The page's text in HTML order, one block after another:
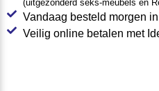
(uitgezonderd seks-meubels en
Vandaag besteld morgen
Veilig online betalen met